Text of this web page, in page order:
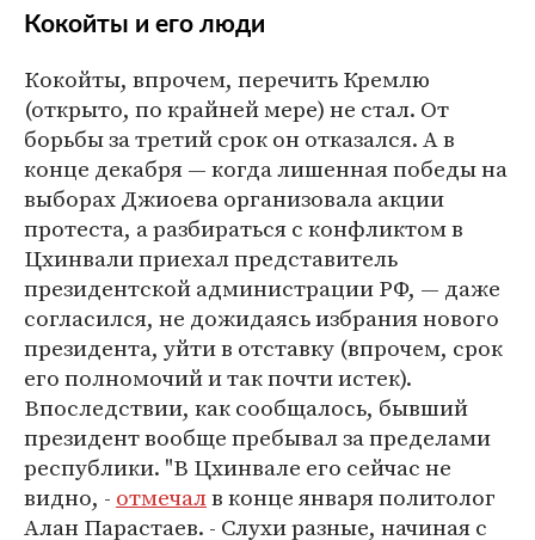
Кокойты и его люди
Кокойты, впрочем, перечить Кремлю
(открыто, по крайней мере) не стал. От
борьбы за третий срок он отказался. А в
конце декабря — когда лишенная победы на
выборах Джиоева организовала акции
протеста, а разбираться с конфликтом в
Цхинвали приехал представитель
президентской администрации РФ, — даже
согласился, не дожидаясь избрания нового
президента, уйти в отставку (впрочем, срок
его полномочий и так почти истек).
Впоследствии, как сообщалось, бывший
президент вообще пребывал за пределами
республики. "В Цхинвале его сейчас не
видно, - отмечалв конце января политолог
Алан Парастаев. - Слухи разные, начиная с